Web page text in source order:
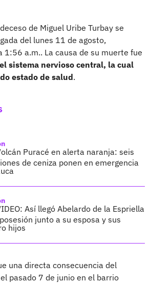
de Miguel Uribe Turbay se
del lunes 11 de agosto,
1:56 a.m.. La causa de su muerte fue
sistema nervioso central, la cual
estado de salud.
Puracé en alerta naranja: seis
de ceniza ponen en emergencia
Así llegó Abelardo de la Espriella
junto a su esposa y sus
hijos
una directa consecuencia del
pasado 7 de junio en el barrio